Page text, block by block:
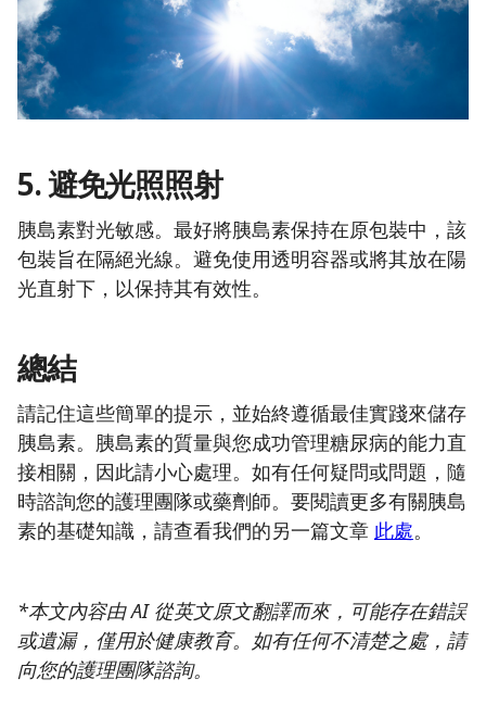
5. 避免光照照射
胰島素對光敏感。最好將胰島素保持在原包裝中，該
包裝旨在隔絕光線。避免使用透明容器或將其放在陽
光直射下，以保持其有效性。
總結
請記住這些簡單的提示，並始終遵循最佳實踐來儲存
胰島素。胰島素的質量與您成功管理糖尿病的能力直
接相關，因此請小心處理。如有任何疑問或問題，隨
時諮詢您的護理團隊或藥劑師。要閱讀更多有關胰島
素的基礎知識，請查看我們的另一篇文章 此處。
*本文內容由 AI 從英文原文翻譯而來，可能存在錯誤
或遺漏，僅用於健康教育。如有任何不清楚之處，請
向您的護理團隊諮詢。